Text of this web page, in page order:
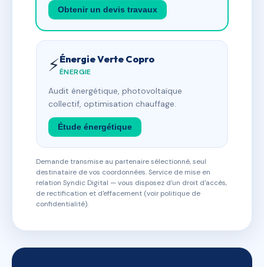
Obtenir un devis travaux
⚡Énergie Verte Copro
ÉNERGIE
Audit énergétique, photovoltaïque
collectif, optimisation chauffage.
Étude énergétique
Demande transmise au partenaire sélectionné, seul
destinataire de vos coordonnées. Service de mise en
relation Syndic Digital — vous disposez d'un droit d'accès,
de rectification et d'effacement (voir politique de
confidentialité).